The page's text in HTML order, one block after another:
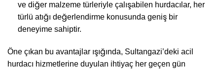
ve diğer malzeme türleriyle çalışabilen hurdacılar, her
türlü atığı değerlendirme konusunda geniş bir
deneyime sahiptir.
Öne çıkan bu avantajlar ışığında, Sultangazi’deki acil
hurdacı hizmetlerine duyulan ihtiyaç her geçen gün